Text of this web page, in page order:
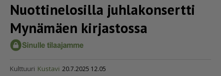
Nuotti­ne­lo­silla juhlakonsertti
Mynämäen kirjastossa
Kulttuuri Kustavi 20.7.2025 12.05